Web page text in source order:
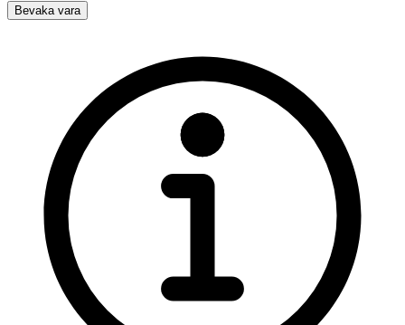
Bevaka vara